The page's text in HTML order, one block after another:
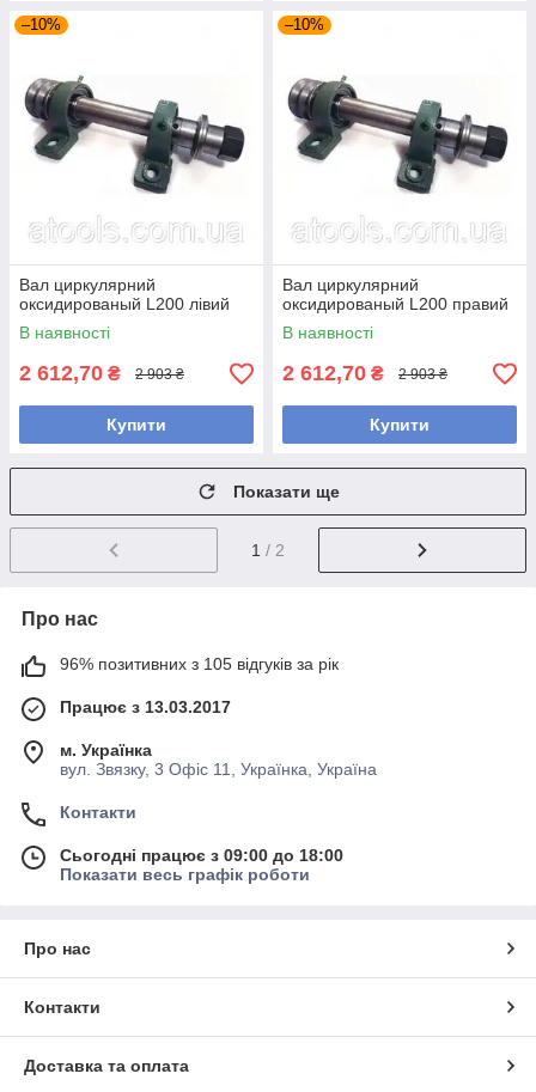
–10%
Вал циркулярний
оксидированый L200 лівий
В наявності
2 612,70 ₴ 2 903 ₴
Купити
–10%
Вал циркулярний
оксидированый L200 правий
В наявності
2 612,70 ₴ 2 903 ₴
Купити
Показати ще
1 / 2
Про нас
96% позитивних з 105 відгуків за рік
Працює з 13.03.2017
м. Українка
вул. Звязку, 3 Офіс 11, Українка, Україна
Контакти
Сьогодні працює з 09:00 до 18:00
Показати весь графік роботи
Про нас
Контакти
Доставка та оплата